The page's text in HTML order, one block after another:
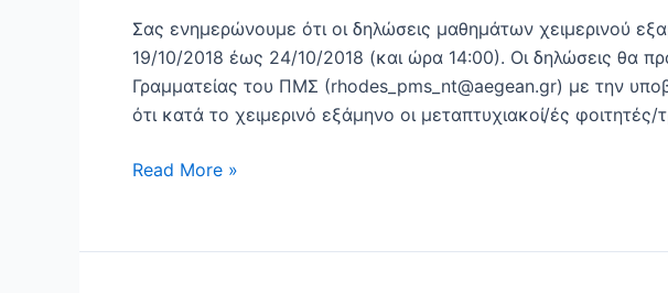
Σας ενημερώνουμε ότι οι δηλώσεις μαθημάτων χειμερινού
19/10/2018 έως 24/10/2018 (και ώρα 14:00). Οι δηλώσεις θα
Γραμματείας του ΠΜΣ (rhodes_pms_nt@aegean.gr) με την
ότι κατά το χειμερινό εξάμηνο οι μεταπτυχιακοί/ές φοιτητές/
2018-
Read More »